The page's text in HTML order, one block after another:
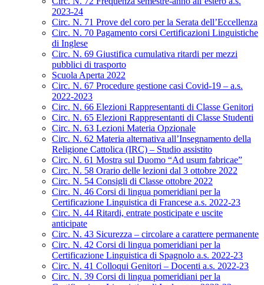
2023-24
Circ. N. 71 Prove del coro per la Serata dell’Eccellenza
Circ. N. 70 Pagamento corsi Certificazioni Linguistiche
di Inglese
Circ. N. 69 Giustifica cumulativa ritardi per mezzi
pubblici di trasporto
Scuola Aperta 2022
Circ. N. 67 Procedure gestione casi Covid-19 – a.s.
2022-2023
Circ. N. 66 Elezioni Rappresentanti di Classe Genitori
Circ. N. 65 Elezioni Rappresentanti di Classe Studenti
Circ. N. 63 Lezioni Materia Opzionale
Circ. N. 62 Materia alternativa all’Insegnamento della
Religione Cattolica (IRC) – Studio assistito
Circ. N. 61 Mostra sul Duomo “Ad usum fabricae”
Circ. N. 58 Orario delle lezioni dal 3 ottobre 2022
Circ. N. 54 Consigli di Classe ottobre 2022
Circ. N. 46 Corsi di lingua pomeridiani per la
Certificazione Linguistica di Francese a.s. 2022-23
Circ. N. 44 Ritardi, entrate posticipate e uscite
anticipate
Circ. N. 43 Sicurezza – circolare a carattere permanente
Circ. N. 42 Corsi di lingua pomeridiani per la
Certificazione Linguistica di Spagnolo a.s. 2022-23
Circ. N. 41 Colloqui Genitori – Docenti a.s. 2022-23
Circ. N. 39 Corsi di lingua pomeridiani per la